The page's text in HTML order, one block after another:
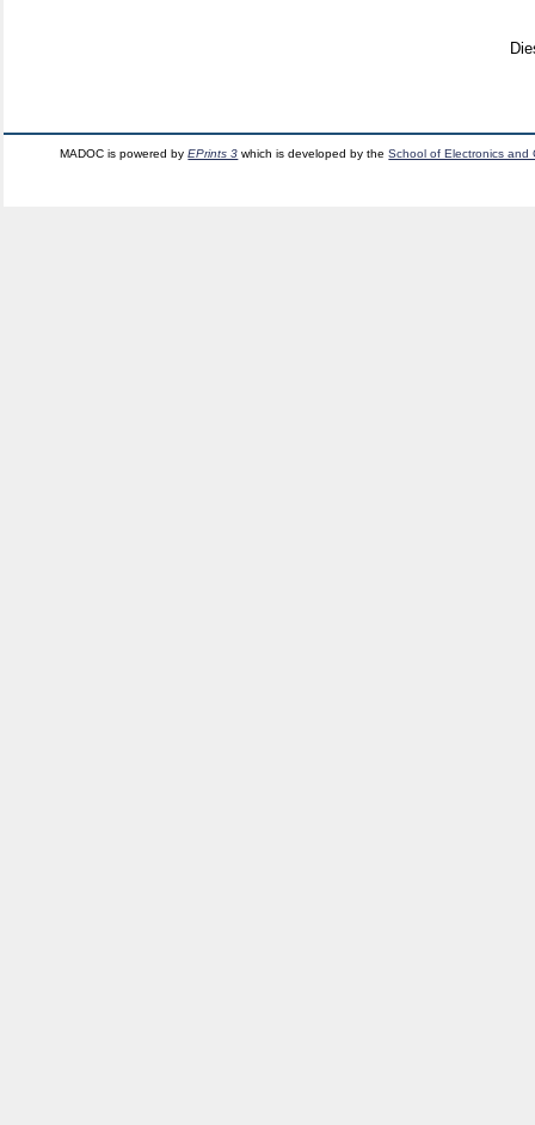
MADOC is powered byEPrints 3 which is developed by theSchool of Electronics and